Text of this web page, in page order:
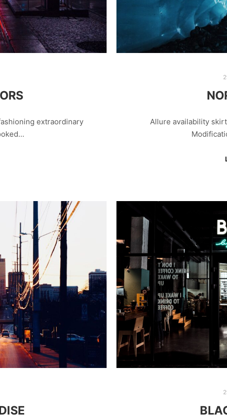
extraordinary
Allure availability